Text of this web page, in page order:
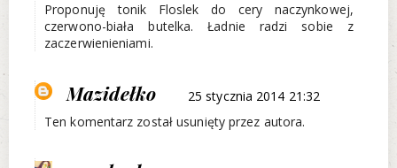
Proponuję tonik Floslek do cery naczynkowej,
czerwono-biała butelka. Ładnie radzi sobie z
zaczerwienieniami.
Mazidełko
25 stycznia 2014 21:32
Ten komentarz został usunięty przez autora.